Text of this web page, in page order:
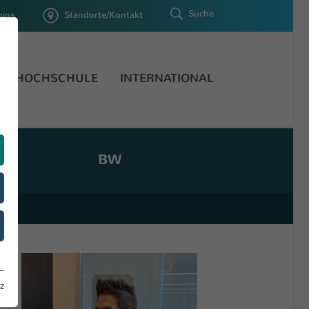
Standorte/Kontakt Suche
HOCHSCHULE INTERNATIONAL
BW